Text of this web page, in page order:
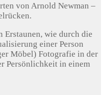
von Arnold Newman –
Erstaunen, wie durch die
einer Person
Möbel) Fotografie in der
Persönlichkeit in einem